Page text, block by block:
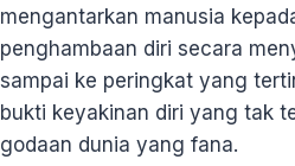
mengantarkan manusia
penghambaan diri secara
sampai ke peringkat yang
bukti keyakinan diri yang tak
godaan dunia yang fana.